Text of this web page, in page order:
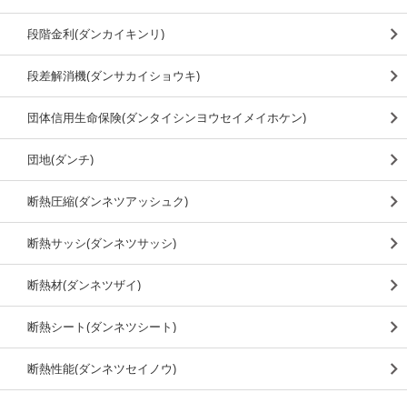
段階金利(ダンカイキンリ)
段差解消機(ダンサカイショウキ)
団体信用生命保険(ダンタイシンヨウセイメイホケン)
団地(ダンチ)
断熱圧縮(ダンネツアッシュク)
断熱サッシ(ダンネツサッシ)
断熱材(ダンネツザイ)
断熱シート(ダンネツシート)
断熱性能(ダンネツセイノウ)